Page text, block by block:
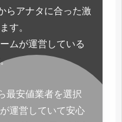
らアナタに合った激
す。
ムが運営している
最安値業者を選択
運営していて安心